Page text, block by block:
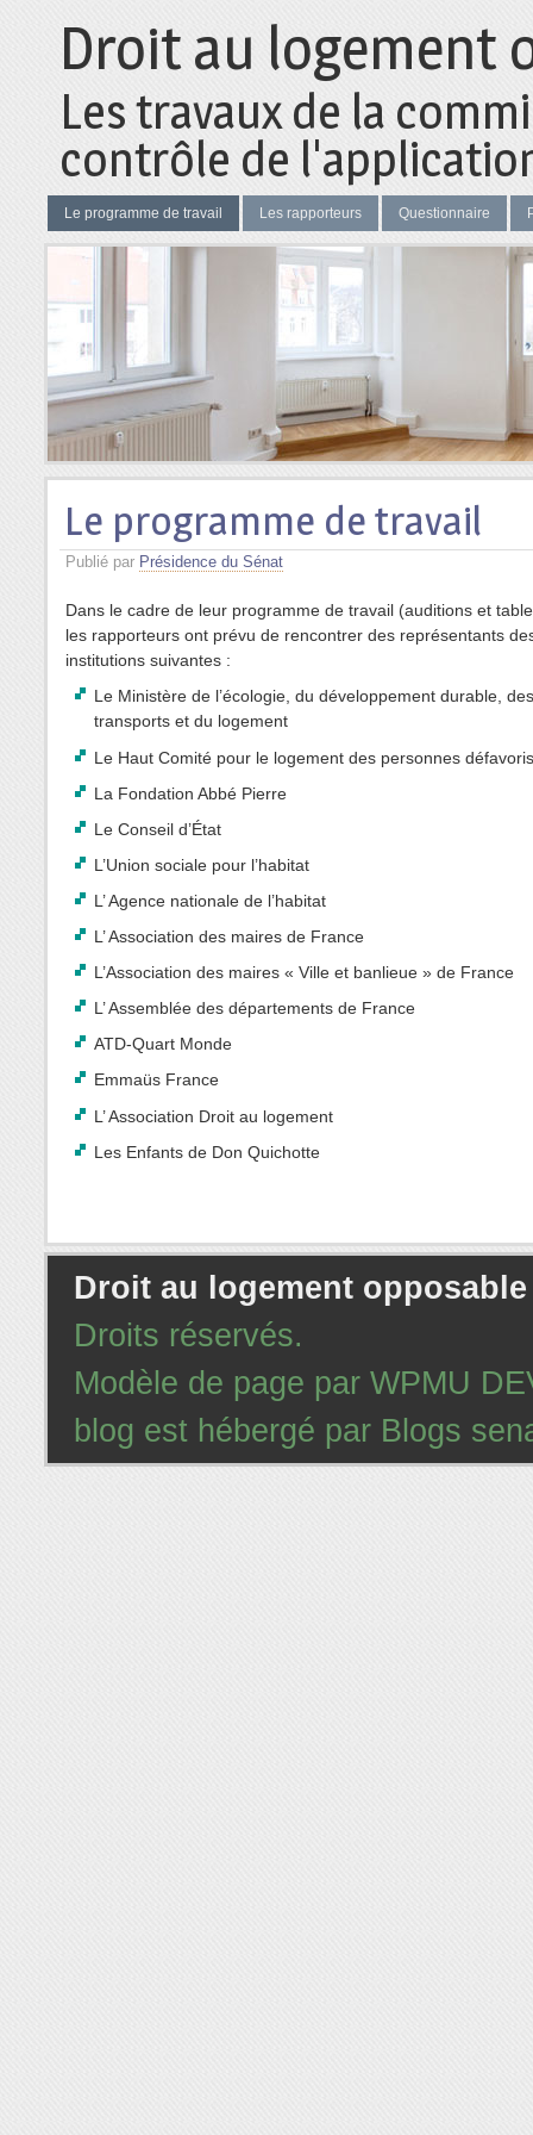
Droit au logement
Les travaux de la
contrôle de
Le programme de travail Les rapporteurs Questionnaire
Le programme de travail
Publié par Présidence du Sénat
Dans le cadre de leur programme de travail (auditions et
les rapporteurs ont prévu de rencontrer des représentants
institutions suivantes :
Le Ministère de l’écologie, du développement durable,
transports et du logement
Le Haut Comité pour le logement des personnes
La Fondation Abbé Pierre
Le Conseil d’État
L’Union sociale pour l’habitat
L’ Agence nationale de l’habitat
L’ Association des maires de France
L’Association des maires « Ville et banlieue » de France
L’ Assemblée des départements de France
ATD-Quart Monde
Emmaüs France
L’ Association Droit au logement
Les Enfants de Don Quichotte
Droit au logement opposable
Droits réservés.
Modèle de page par WPMU
blog est hébergé par Blogs